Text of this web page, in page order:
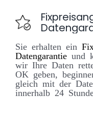
Sie erhalten ein
Datengarantieund
wir Ihre Daten
OK geben,
gleich mit der
innerhalb 24